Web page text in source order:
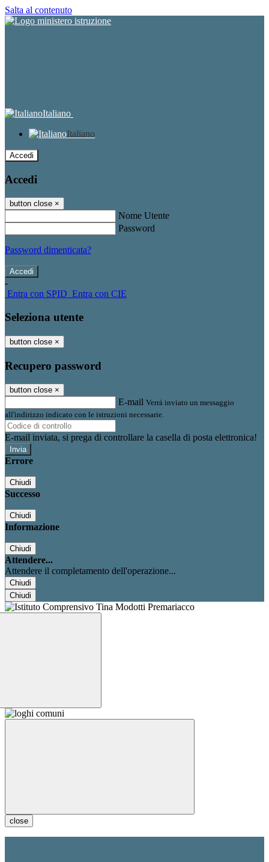
Salta al contenuto
Italiano
Italiano
Accedi
Accedi
button close ×
Nome Utente
Password
Password dimenticata?
-
Entra con SPID Entra con CIE
Seleziona utente
button close ×
Recupero password
button close ×
E-mail Verrà inviato un messaggio
all'indirizzo indicato con le istruzioni necessarie.
E-mail inviata, si prega di controllare la casella di posta elettronica!
Errore
Chiudi
Successo
Chiudi
Informazione
Chiudi
Attendere...
Attendere il completamento dell'operazione...
Chiudi
Chiudi
close